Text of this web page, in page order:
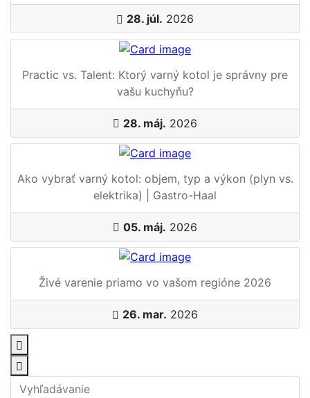
28. júl. 2026
Practic vs. Talent: Ktorý varný kotol je správny pre
vašu kuchyňu?
28. máj. 2026
Ako vybrať varný kotol: objem, typ a výkon (plyn vs.
elektrika) | Gastro-Haal
05. máj. 2026
Živé varenie priamo vo vašom regióne 2026
26. mar. 2026